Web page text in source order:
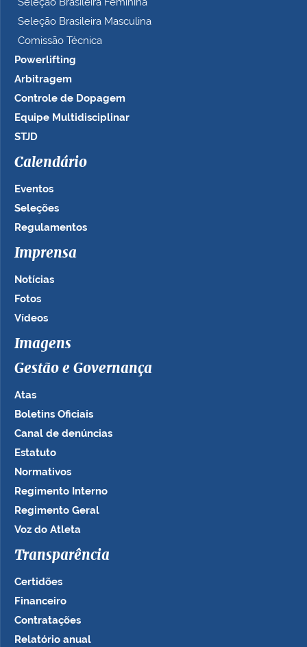
Seleção Brasileira Masculina
Comissão Técnica
Powerlifting
Arbitragem
Controle de Dopagem
Equipe Multidisciplinar
STJD
Calendário
Eventos
Seleções
Regulamentos
Imprensa
Notícias
Fotos
Vídeos
Imagens
Gestão e Governança
Atas
Boletins Oficiais
Canal de denúncias
Estatuto
Normativos
Regimento Interno
Regimento Geral
Voz do Atleta
Transparência
Certidões
Financeiro
Contratações
Relatório anual